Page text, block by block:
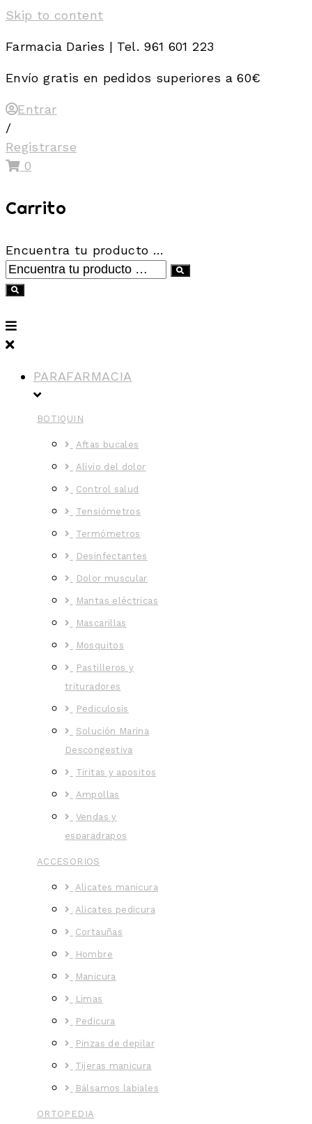
Skip to content
Farmacia Daries | Tel. 961 601 223
Envío gratis en pedidos superiores a 60€
Entrar
/
Registrarse
0
Carrito
Encuentra tu producto …
PARAFARMACIA
BOTIQUIN
Aftas bucales
Alivio del dolor
Control salud
Tensiómetros
Termómetros
Desinfectantes
Dolor muscular
Mantas eléctricas
Mascarillas
Mosquitos
Pastilleros y
trituradores
Pediculosis
Solución Marina
Descongestiva
Tiritas y apositos
Ampollas
Vendas y
esparadrapos
ACCESORIOS
Alicates manicura
Alicates pedicura
Cortauñas
Hombre
Manicura
Limas
Pedicura
Pinzas de depilar
Tijeras manicura
Bálsamos labiales
ORTOPEDIA